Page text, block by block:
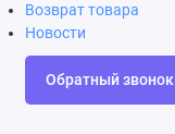
Возврат товара
Новости
Обратный звонок